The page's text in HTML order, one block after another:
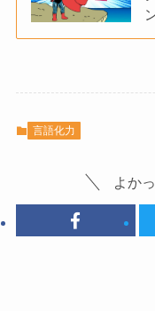
言語化力
よか